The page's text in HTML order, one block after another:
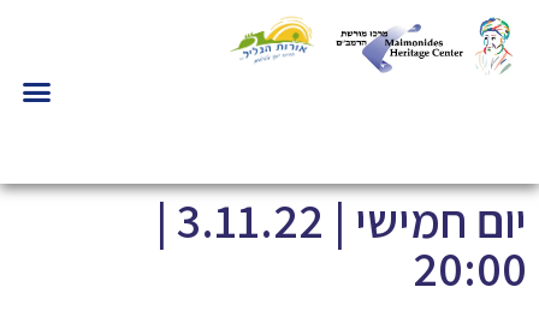
יום חמישי | 3.11.22 |
20:00